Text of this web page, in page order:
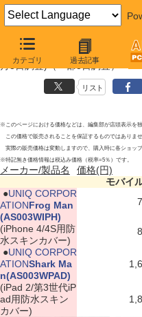
カテゴリ 過去記事
モバイルアクセサリーの
月3日調査)（一部3日調査）
リスト
※このページにおける価格などは、編集部が店頭表示を独
この価格で販売されることを保証するものではありませ
実際の販売価格は変動しますので、購入時に各ショップ
※特記無き価格情報は税込み価格（税率=5％）です。
メーカー/製品名 価格(円)
モバイ
●UNIQ CORPOR
ATIONFrog Man
(AS003WIPH)
(iPhone 4/4S用防
水スキンカバー)
●UNIQ CORPOR
ATIONShark Ma
n(AS003WPAD)
(iPad 2/第3世代iP
ad用防水スキン
カバー)